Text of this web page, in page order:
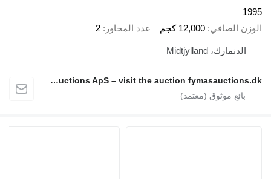
1995
الوزن الصافي 12,000 كجم عدد المحاور 2
الدنمارك، Midtjylland
Fymas Auctions ApS – visit the auction fymasauctions.dk